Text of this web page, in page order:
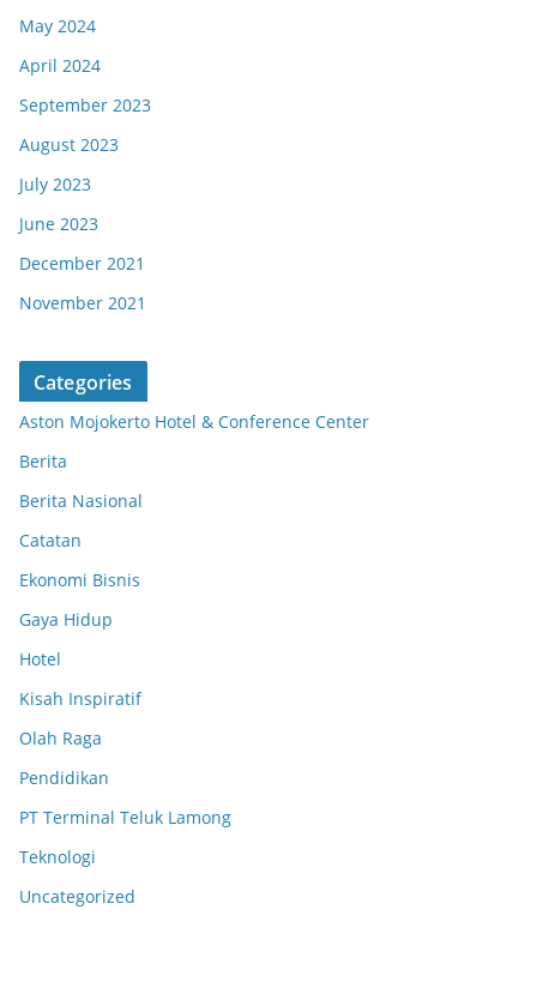
May 2024
April 2024
September 2023
August 2023
July 2023
June 2023
December 2021
November 2021
Categories
Aston Mojokerto Hotel & Conference Center
Berita
Berita Nasional
Catatan
Ekonomi Bisnis
Gaya Hidup
Hotel
Kisah Inspiratif
Olah Raga
Pendidikan
PT Terminal Teluk Lamong
Teknologi
Uncategorized